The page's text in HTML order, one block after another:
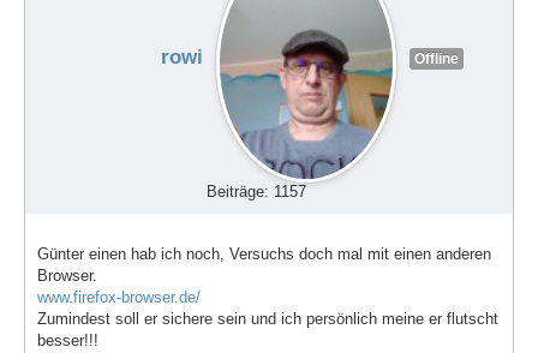
rowi Offline
Beiträge: 1157
Günter einen hab ich noch, Versuchs doch mal mit einen anderen
Browser.
www.firefox-browser.de/
Zumindest soll er sichere sein und ich persönlich meine er flutscht
besser!!!